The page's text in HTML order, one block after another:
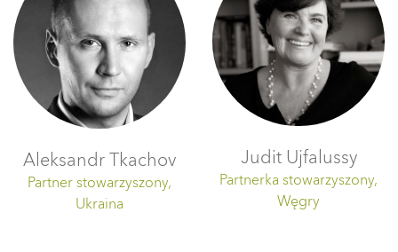
Aleksandr Tkachov
Partner stowarzyszony,
Ukraina
Judit Ujfalussy
Partnerka stowarzyszony,
Węgry